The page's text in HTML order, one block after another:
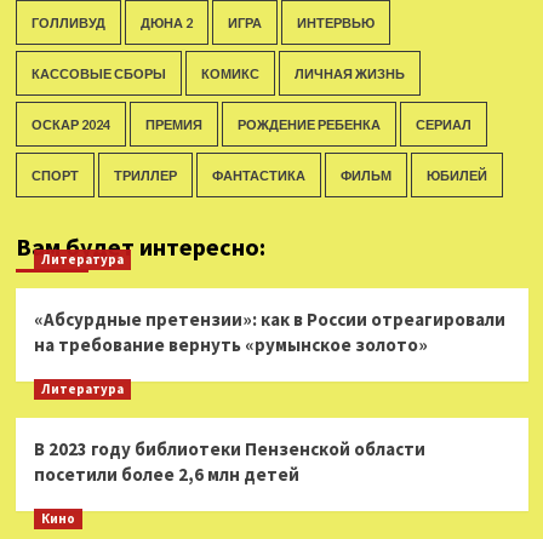
ГОЛЛИВУД ДЮНА 2 ИГРА ИНТЕРВЬЮ
КАССОВЫЕ СБОРЫ КОМИКС ЛИЧНАЯ ЖИЗНЬ
ОСКАР 2024 ПРЕМИЯ РОЖДЕНИЕ РЕБЕНКА СЕРИАЛ
СПОРТ ТРИЛЛЕР ФАНТАСТИКА ФИЛЬМ ЮБИЛЕЙ
Вам будет интересно:
Литература
«Абсурдные претензии»: как в России отреагировали
на требование вернуть «румынское золото»
Литература
В 2023 году библиотеки Пензенской области
посетили более 2,6 млн детей
Кино